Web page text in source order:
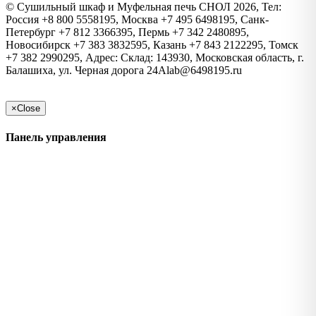
© Сушильный шкаф и Муфельная печь СНОЛ 2026, Тел:
Россия +8 800 5558195, Москва +7 495 6498195, Санк-
Петербург +7 812 3366395, Пермь +7 342 2480895,
Новосибирск +7 383 3832595, Казань +7 843 2122295, Томск
+7 382 2990295, Адрес: Склад: 143930, Московская область, г.
Балашиха, ул. Черная дорога 24Аlab@6498195.ru
×Close
Панель управления